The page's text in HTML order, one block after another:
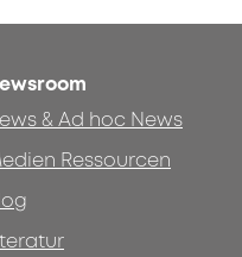
& Ad hoc News
Ressourcen